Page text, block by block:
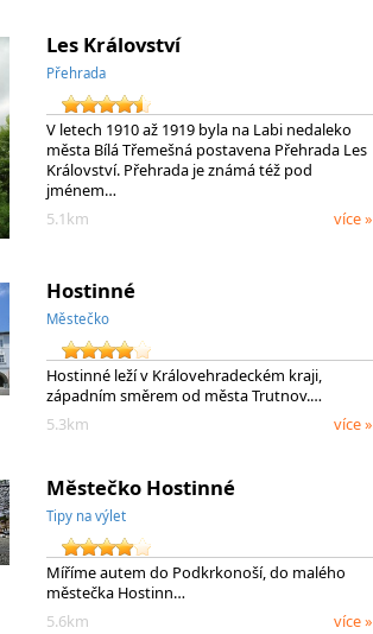
Les Království
Přehrada
V letech 1910 až 1919 byla na Labi nedaleko
města Bílá Třemešná postavena Přehrada Les
Království. Přehrada je známá též pod
jménem…
5.1km
více »
Hostinné
Městečko
Hostinné leží v Královehradeckém kraji,
západním směrem od města Trutnov.…
5.3km
více »
Městečko Hostinné
Tipy na výlet
Míříme autem do Podkrkonoší, do malého
městečka Hostinn…
5.6km
více »